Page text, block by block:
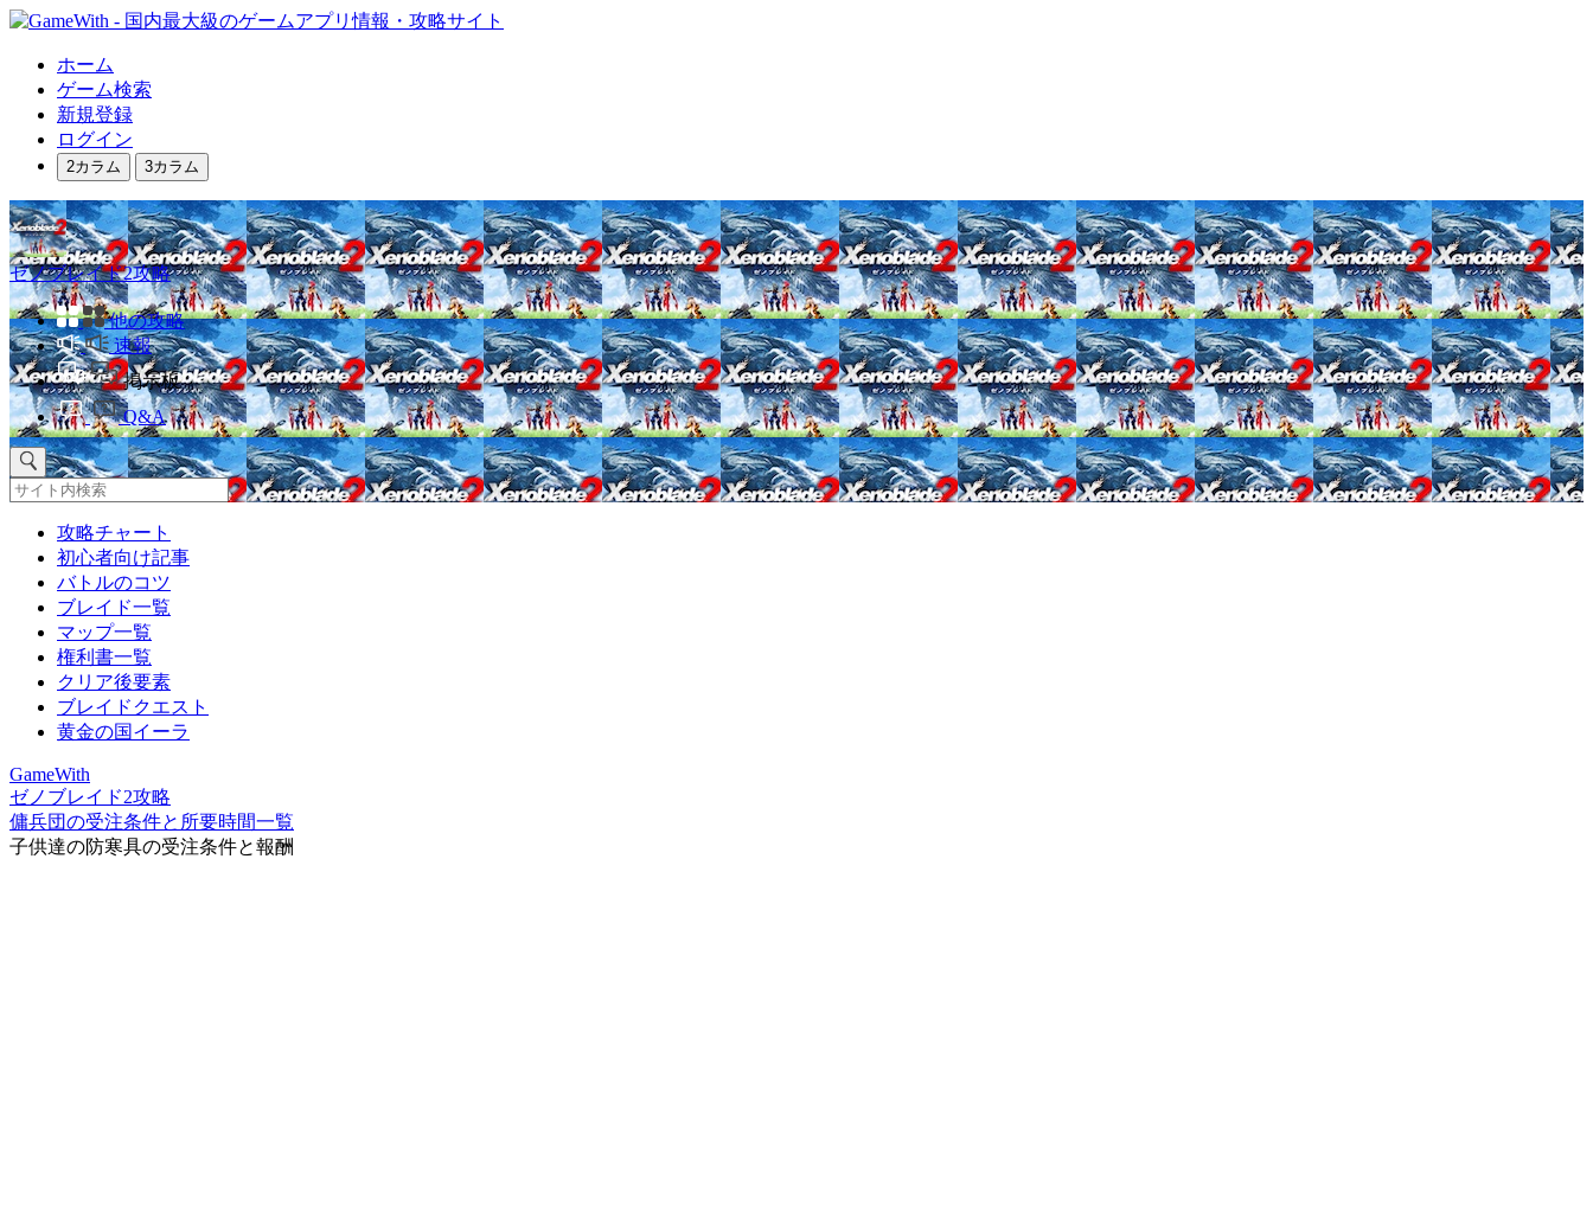
ホーム
ゲーム検索
新規登録
ログイン
2カラム 3カラム
ゼノブレイド2攻略
他の攻略
速報
掲示板
Q&A
攻略チャート
初心者向け記事
バトルのコツ
ブレイド一覧
マップ一覧
権利書一覧
クリア後要素
ブレイドクエスト
黄金の国イーラ
GameWith
ゼノブレイド2攻略
傭兵団の受注条件と所要時間一覧
子供達の防寒具の受注条件と報酬